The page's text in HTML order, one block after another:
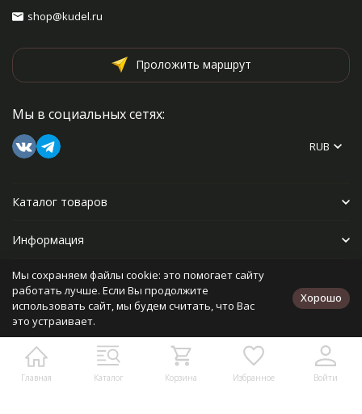
Главная Каталог Корзина Избранное Войти
shop@kudel.ru
Проложить маршрут
Мы в социальных сетях:
RUB
Каталог товаров
Информация
Прочее
Политика персональных данных
Разработано в
bodysite.ru
Мы сохраняем файлы cookie: это помогает сайту
работать лучше. Если Вы продолжите
использовать сайт, мы будем считать, что Вас
это устраивает.
Хорошо